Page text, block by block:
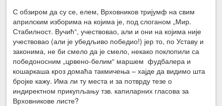
С обзиром да су се, елем, Врховников тријумф на свим
априлским изборима на којима је, под слоганом „Мир.
Стабилност. Вучић“, учествовао, али и они на којима није
учествовао (али је убедљиво победио!) јер то, по Уставу и
законима, не би смело да је смело, некако поклопили са
победоносним „црвено-белим“ маршем фудбалера и
кошаркаша кроз домаћа такмичења – хајде да видимо шта
бројке кажу. Има ли ту места и за потврду тезе о
индиректном прикупљању тзв. капиларних гласова за
Врховникове листе?